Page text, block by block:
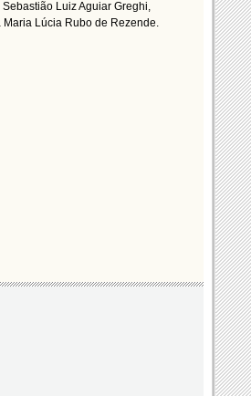
Luiz Aguiar Greghi,
Lúcia Rubo de Rezende.